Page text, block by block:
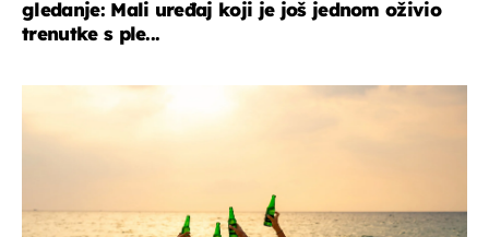
gledanje: Mali uređaj koji je još jednom oživio
trenutke s ple...